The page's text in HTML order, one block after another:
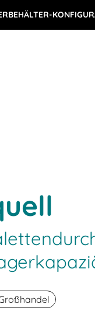
BEHÄLTER-